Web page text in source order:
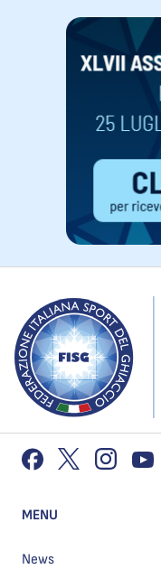
MENU
News